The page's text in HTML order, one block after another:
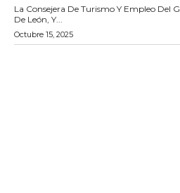
La Consejera De Turismo Y Empleo Del
De León, Y...
Octubre 15, 2025